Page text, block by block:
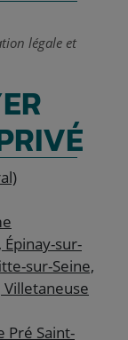
légale et
sur-
sur-Seine,
Villetaneuse
Pré Saint-